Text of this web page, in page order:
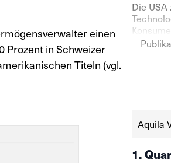
einen
Prozent in Schweizer
Titeln (vgl.
Die
Aquila
1.